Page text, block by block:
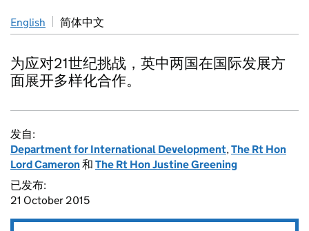
English 简体中文
为应对21世纪挑战，英中两国在国际发展方
面展开多样化合作。
发自:
Department for International Development,The Rt Hon
Lord Cameron和 The Rt Hon Justine Greening
已发布:
21 October 2015